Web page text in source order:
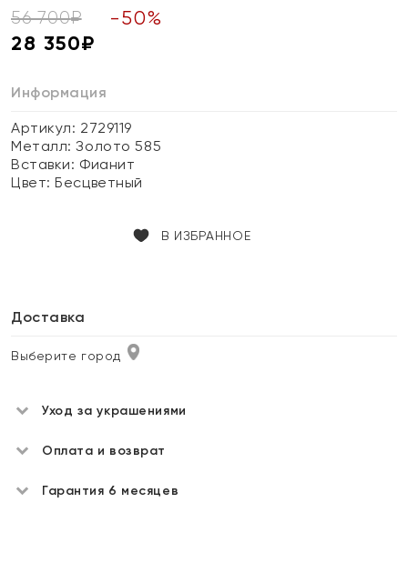
56 700₽ -50%
28 350₽
Информация
Артикул: 2729119
Металл:Золото 585
Вставки: Фианит
Цвет:Бесцветный
В ИЗБРАННОЕ
Доставка
Выберите город
Уход за украшениями
Оплата и возврат
Гарантия 6 месяцев